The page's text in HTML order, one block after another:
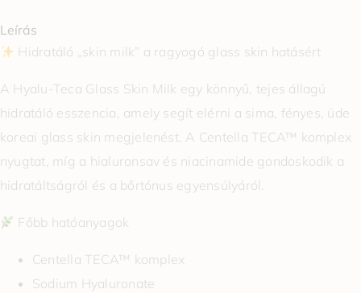
Leírás
Hidratáló „skin milk” a ragyogó glass skin hatásért
A Hyalu-Teca Glass Skin Milk egy könnyű, tejes állagú
hidratáló esszencia, amely segít elérni a sima, fényes, üde
koreai glass skin megjelenést. A Centella TECA™ komplex
nyugtat, míg a hialuronsav és niacinamide gondoskodik a
hidratáltságról és a bőrtónus egyensúlyáról.
Főbb hatóanyagok
Centella TECA™ komplex
Sodium Hyaluronate